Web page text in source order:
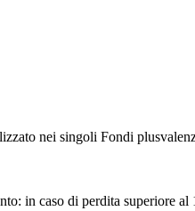
nei singoli Fondi
in caso di perdita superiore al